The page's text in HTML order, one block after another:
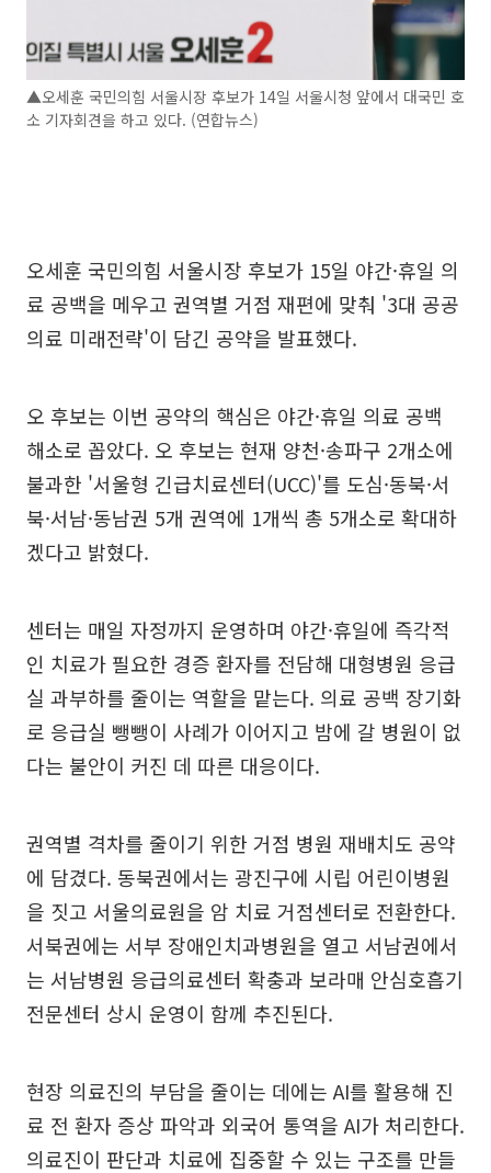
▲오세훈 국민의힘 서울시장 후보가 14일 서울시청 앞에서 대국민 호
소 기자회견을 하고 있다. (연합뉴스)
오세훈 국민의힘 서울시장 후보가 15일 야간·휴일 의
료 공백을 메우고 권역별 거점 재편에 맞춰 '3대 공공
의료 미래전략'이 담긴 공약을 발표했다.
오 후보는 이번 공약의 핵심은 야간·휴일 의료 공백
해소로 꼽았다. 오 후보는 현재 양천·송파구 2개소에
불과한 '서울형 긴급치료센터(UCC)'를 도심·동북·서
북·서남·동남권 5개 권역에 1개씩 총 5개소로 확대하
겠다고 밝혔다.
센터는 매일 자정까지 운영하며 야간·휴일에 즉각적
인 치료가 필요한 경증 환자를 전담해 대형병원 응급
실 과부하를 줄이는 역할을 맡는다. 의료 공백 장기화
로 응급실 뺑뺑이 사례가 이어지고 밤에 갈 병원이 없
다는 불안이 커진 데 따른 대응이다.
권역별 격차를 줄이기 위한 거점 병원 재배치도 공약
에 담겼다. 동북권에서는 광진구에 시립 어린이병원
을 짓고 서울의료원을 암 치료 거점센터로 전환한다.
서북권에는 서부 장애인치과병원을 열고 서남권에서
는 서남병원 응급의료센터 확충과 보라매 안심호흡기
전문센터 상시 운영이 함께 추진된다.
현장 의료진의 부담을 줄이는 데에는 AI를 활용해 진
료 전 환자 증상 파악과 외국어 통역을 AI가 처리한다.
의료진이 판단과 치료에 집중할 수 있는 구조를 만들